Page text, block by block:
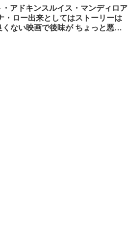
アドキンスルイス・マンディロア
・ロー出来としてはストーリーは
ない映画で後味が ちょっと悪い